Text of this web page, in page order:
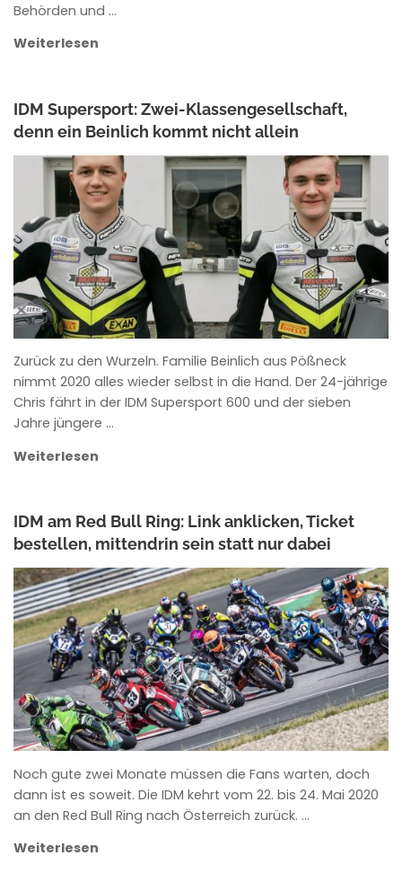
Behörden und …
Weiterlesen
IDM Supersport: Zwei-Klassengesellschaft,
denn ein Beinlich kommt nicht allein
ANKE WIECZOREK
Zurück zu den Wurzeln. Familie Beinlich aus Pößneck
nimmt 2020 alles wieder selbst in die Hand. Der 24-jährige
Chris fährt in der IDM Supersport 600 und der sieben
Jahre jüngere …
Weiterlesen
IDM am Red Bull Ring: Link anklicken, Ticket
bestellen, mittendrin sein statt nur dabei
ANKE WIECZOREK
Noch gute zwei Monate müssen die Fans warten, doch
dann ist es soweit. Die IDM kehrt vom 22. bis 24. Mai 2020
an den Red Bull Ring nach Österreich zurück. …
Weiterlesen